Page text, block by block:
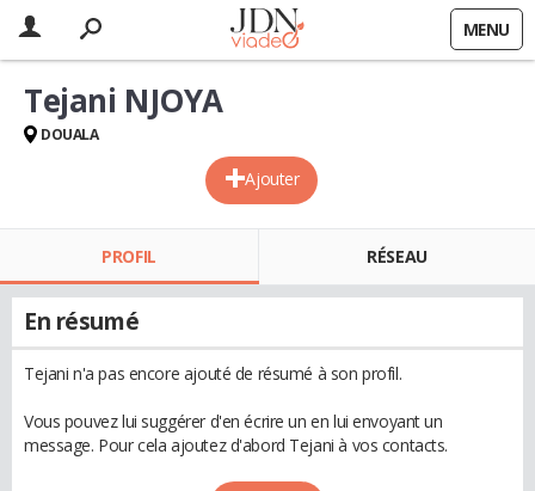
MENU
Ajouter
Tejani NJOYA
DOUALA
PROFIL RÉSEAU
En résumé
Tejani n'a pas encore ajouté de résumé à son profil.
Vous pouvez lui suggérer d'en écrire un en lui envoyant un
message. Pour cela ajoutez d'abord Tejani à vos contacts.